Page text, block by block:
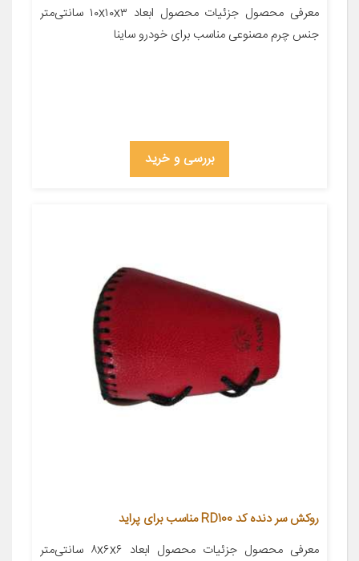
معرفی محصول جزئیات محصول ابعاد ۱۰x۱۰x۳ سانتی‌متر
جنس چرم مصنوعی مناسب برای خودرو ساینا
بررسی و خرید
روکش سر دنده کد RD100 مناسب برای پراید
معرفی محصول جزئیات محصول ابعاد ۸x۶x۶ سانتی‌متر